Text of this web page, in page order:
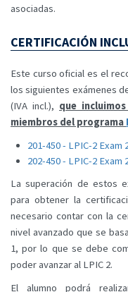
asociadas.
CERTIFICACIÓN
Este curso oficial es el
los siguientes exámenes
(IVA incl.), que
miembros del programa
201-450 - LPIC-2 Exam
202-450 - LPIC-2 Exam
La superación de estos
para obtener la
necesario contar con la
nivel avanzado que se
1, por lo que se debe
poder avanzar al LPIC 2.
El alumno podrá